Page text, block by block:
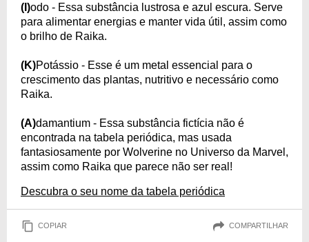
(I)odo - Essa substância lustrosa e azul escura. Serve
para alimentar energias e manter vida útil, assim como
o brilho de Raika.
(K)Potássio - Esse é um metal essencial para o
crescimento das plantas, nutritivo e necessário como
Raika.
(A)damantium - Essa substância fictícia não é
encontrada na tabela periódica, mas usada
fantasiosamente por Wolverine no Universo da Marvel,
assim como Raika que parece não ser real!
Descubra o seu nome da tabela periódica
COPIAR COMPARTILHAR